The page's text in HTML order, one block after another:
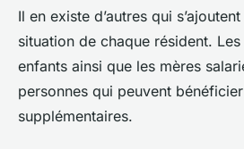
Il en existe d’autres qui
situation de chaque résident.
enfants ainsi que les mères
personnes qui peuvent
supplémentaires.